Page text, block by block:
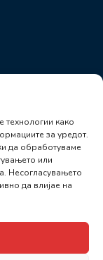
технологии како
за уредот.
да обработуваме
или
Несогласувањето
да влијае на